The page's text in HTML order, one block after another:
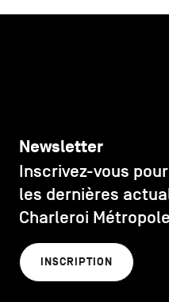
Newsletter
Inscrivez-vous
les dernières
Charleroi Métropole
INSCRIPTION